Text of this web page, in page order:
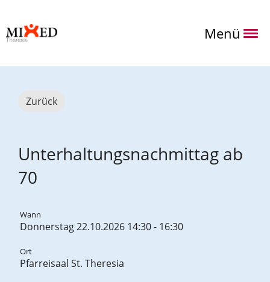
Menü
Zurück
Unterhaltungsnachmittag ab
70
Wann
Donnerstag 22.10.2026 14:30 - 16:30
Ort
Pfarreisaal St. Theresia